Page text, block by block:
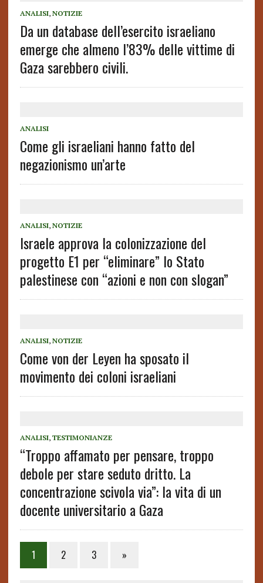
ANALISI, NOTIZIE
Da un database dell’esercito israeliano
emerge che almeno l’83% delle vittime di
Gaza sarebbero civili.
ANALISI
Come gli israeliani hanno fatto del
negazionismo un’arte
ANALISI, NOTIZIE
Israele approva la colonizzazione del
progetto E1 per “eliminare” lo Stato
palestinese con “azioni e non con slogan”
ANALISI, NOTIZIE
Come von der Leyen ha sposato il
movimento dei coloni israeliani
ANALISI, TESTIMONIANZE
“Troppo affamato per pensare, troppo
debole per stare seduto dritto. La
concentrazione scivola via”: la vita di un
docente universitario a Gaza
1 2 3 »